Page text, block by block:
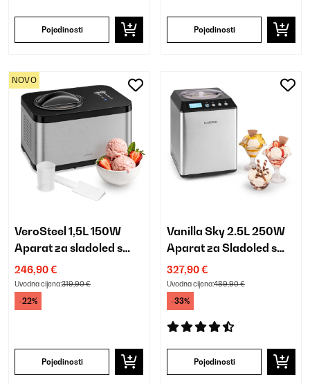
Pojedinosti Pojedinosti
VeroSteel 1,5L 150W
Aparat za sladoled s
kompresorom Srebrna
246,90 €
Uvodna cijena:319,90 €
-22%
Pojedinosti
NOVO
Vanilla Sky 2.5L 250W
Aparat za Sladoled s
Kompresorom Srebro
327,90 €
Uvodna cijena:489,90 €
-33%
Pojedinosti